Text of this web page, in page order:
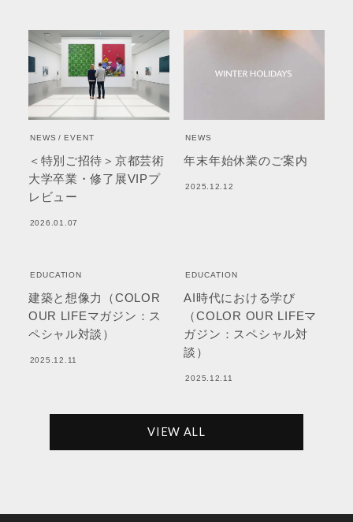
NEWS EVENT
＜特別ご招待＞京都芸術
大学卒業・修了展VIPプ
レビュー
2026.01.07
NEWS
年末年始休業のご案内
2025.12.12
EDUCATION
建築と想像力（COLOR
OUR LIFEマガジン：ス
ペシャル対談）
2025.12.11
EDUCATION
AI時代における学び
（COLOR OUR LIFEマ
ガジン：スペシャル対
談）
2025.12.11
VIEW ALL